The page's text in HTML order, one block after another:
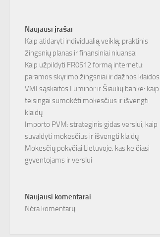
Naujausi įrašai
Kaip atidaryti individualią veiklą: praktinis
žingsnių planas ir finansiniai niuansai
Kaip užpildyti FR0512 formą internetu:
paramos skyrimo žingsniai ir dažnos klaidos
VMI sąskaitos Luminor ir Šiaulių banke: kaip
teisingai sumokėti mokesčius ir išvengti
klaidų
Importo PVM: strateginis gidas verslui, kaip
suvaldyti mokesčius ir išvengti klaidų
Mokesčių pokyčiai Lietuvoje: kas keičiasi
gyventojams ir verslui
Naujausi komentarai
Nėra komentarų.